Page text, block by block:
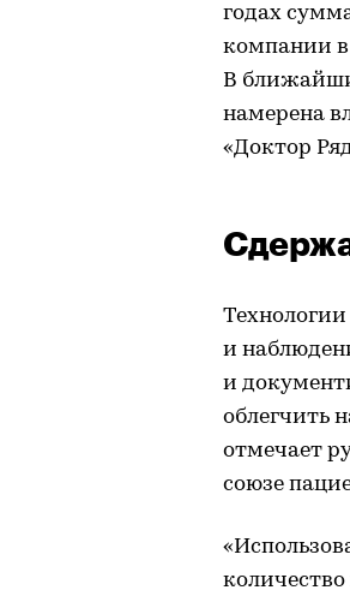
годах
компании в
В
намерена
«Доктор
и
и
облегчить
отмечает
союзе